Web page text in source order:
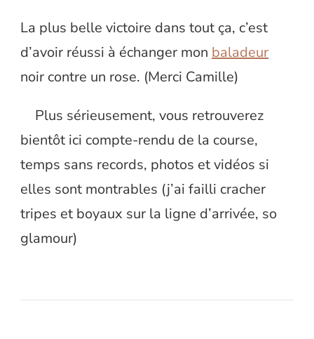
La plus belle victoire dans tout ça, c’est
d’avoir réussi à échanger mon baladeur
noir contre un rose. (Merci Camille)
Plus sérieusement, vous retrouverez
bientôt ici compte-rendu de la course,
temps sans records, photos et vidéos si
elles sont montrables (j’ai failli cracher
tripes et boyaux sur la ligne d’arrivée, so
glamour)